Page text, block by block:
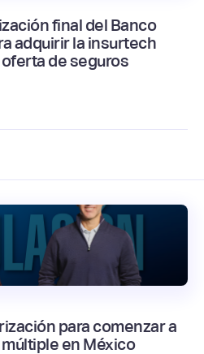
final del Banco
adquirir la insurtech
de seguros
para comenzar a
en México